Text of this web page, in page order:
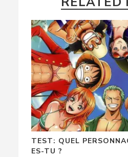
TEST: QUEL
ES-TU ?